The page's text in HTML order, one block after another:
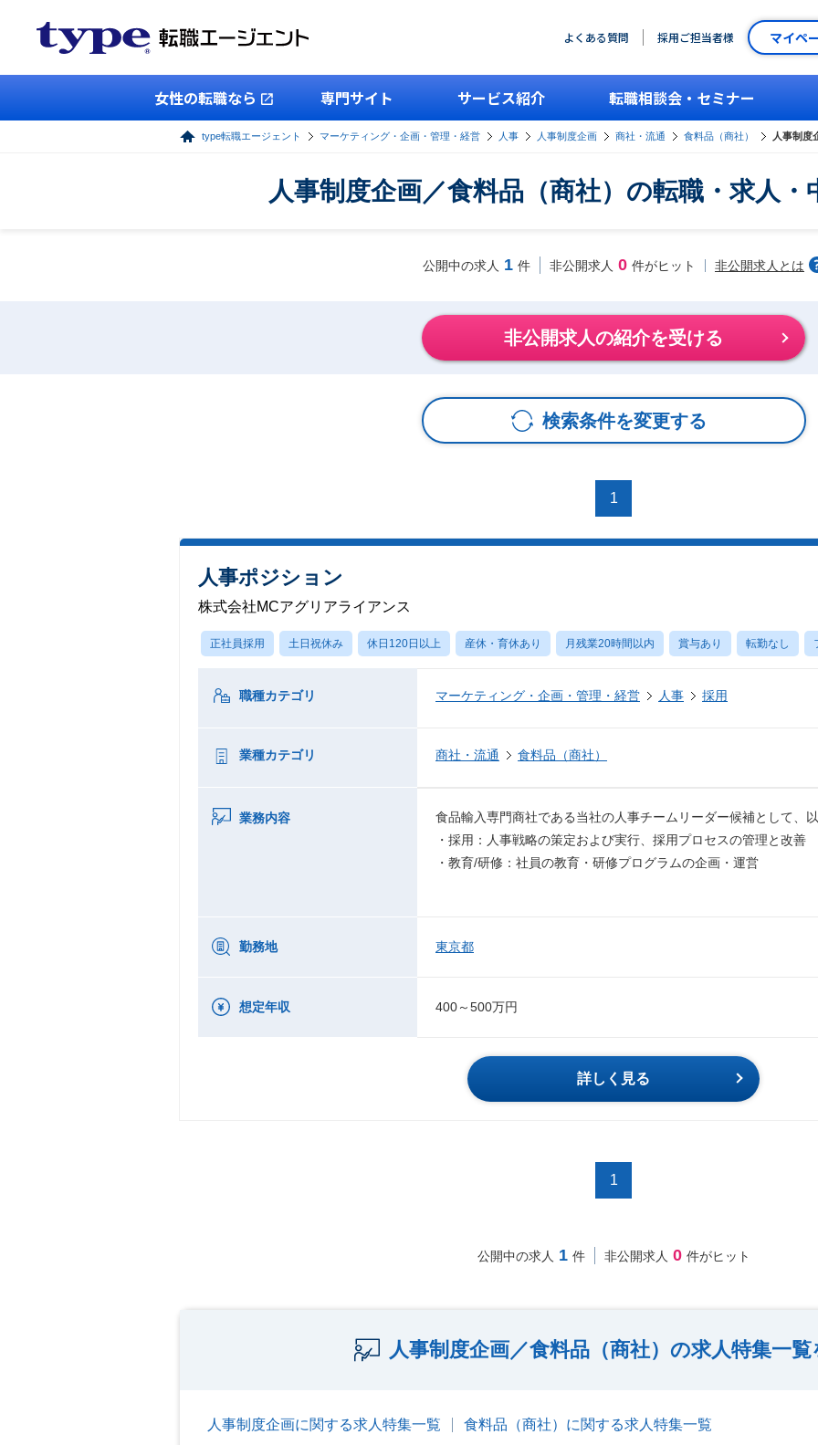
よくある質問 採用ご担当者様 マイペ
女性の転職なら 専門サイト サービス紹介 転職相談会・セミナー
type転職エージェント マーケティング・企画・管理・経営 人事 人事制度企画 商社・流通 食料品（商社） 人事制度
人事制度企画／食料品（商社）の転職・求人・
公開中の求人 1 件 非公開求人 0 件がヒット 非公開求人とは
非公開求人の紹介を受ける
検索条件を変更する
1
人事ポジション
株式会社MCアグリアライアンス
正社員採用 土日祝休み 休日120日以上 産休・育休あり 月残業20時間以内 賞与あり 転勤なし
職種カテゴリ マーケティング・企画・管理・経営 人事 採用
業種カテゴリ 商社・流通 食料品（商社）
業務内容
食品輸入専門商社である当社の人事チームリーダー候補として、
・採用：人事戦略の策定および実行、採用プロセスの管理と改善
・教育/研修：社員の教育・研修プログラムの企画・運営
勤務地 東京都
想定年収 400～500万円
詳しく見る
1
公開中の求人 1 件 非公開求人 0 件がヒット
人事制度企画／食料品（商社）の求人特集一
人事制度企画に関する求人特集一覧 食料品（商社）に関する求人特集一覧